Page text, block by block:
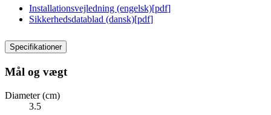
Installationsvejledning (engelsk)[pdf]
Sikkerhedsdatablad (dansk)[pdf]
Specifikationer
Mål og vægt
Diameter (cm)
3.5